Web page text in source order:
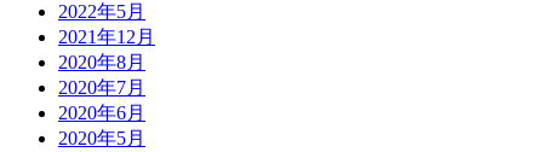
2022年5月
2021年12月
2020年8月
2020年7月
2020年6月
2020年5月